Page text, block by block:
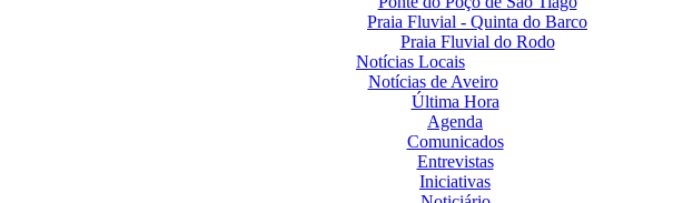
Praia Fluvial - Quinta do Barco
Praia Fluvial do Rodo
Notícias Locais
Notícias de Aveiro
Última Hora
Agenda
Comunicados
Entrevistas
Iniciativas